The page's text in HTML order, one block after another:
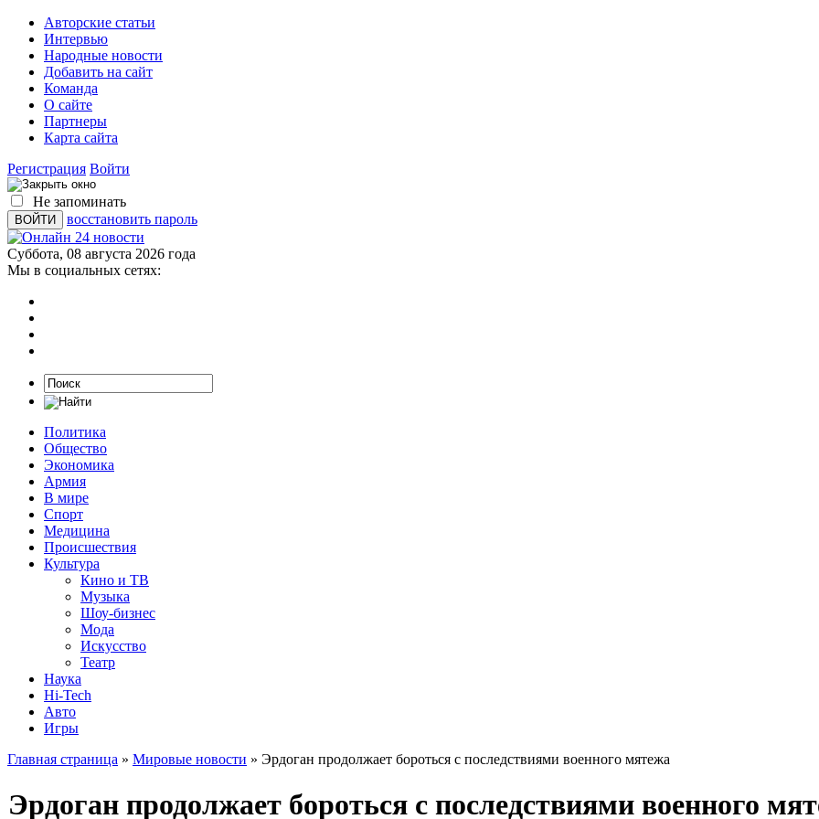
Авторские статьи
Интервью
Народные новости
Добавить на сайт
Команда
О сайте
Партнеры
Карта сайта
Регистрация Войти
Не запоминать
восстановить пароль
Суббота, 08 августа 2026 года
Мы в социальных сетях:
Политика
Общество
Экономика
Армия
В мире
Спорт
Медицина
Происшествия
Культура
Кино и ТВ
Музыка
Шоу-бизнес
Мода
Искусство
Театр
Наука
Hi-Tech
Авто
Игры
Главная страница » Мировые новости » Эрдоган продолжает бороться с последствиями военного мятежа
Эрдоган продолжает бороться с последствиями военного